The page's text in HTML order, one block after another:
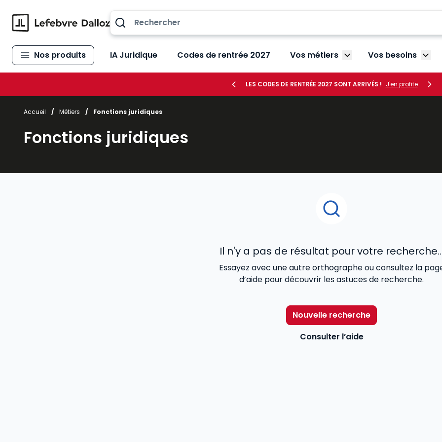
Nos produits IA Juridique Codes de rentrée 2027 Vos métiers Afficher le sous-menu
Vos besoins
LES CODES DE RENTRÉE 2027 SONT ARRIVÉS ! J'en profite
Accueil / Métiers / Fonctions juridiques
Fonctions juridiques
Il n'y a pas de résultat pour votre
Essayez avec une autre orthographe ou consultez la
d’aide pour découvrir les astuces de recherche.
Nouvelle recherche
Consulter l’aide